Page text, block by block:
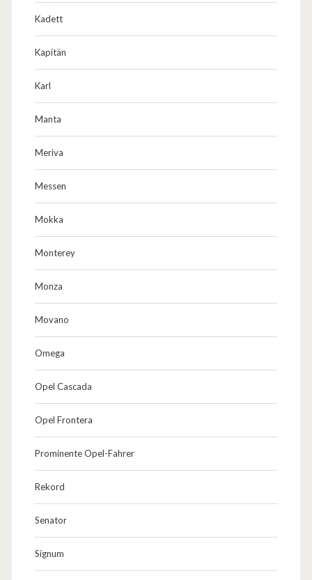
Kadett
Kapitän
Karl
Manta
Meriva
Messen
Mokka
Monterey
Monza
Movano
Omega
Opel Cascada
Opel Frontera
Prominente Opel-Fahrer
Rekord
Senator
Signum